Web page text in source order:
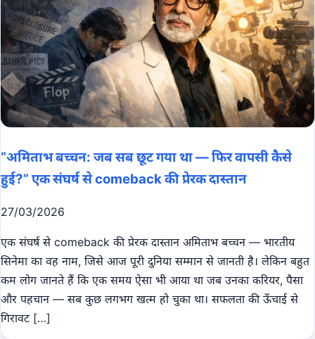
“अमिताभ बच्चन: जब सब छूट गया था — फिर वापसी कैसे
हुई?” एक संघर्ष से comeback की प्रेरक दास्तान
27/03/2026
एक संघर्ष से comeback की प्रेरक दास्तान अमिताभ बच्चन — भारतीय
सिनेमा का वह नाम, जिसे आज पूरी दुनिया सम्मान से जानती है। लेकिन बहुत
कम लोग जानते हैं कि एक समय ऐसा भी आया था जब उनका करियर, पैसा
और पहचान — सब कुछ लगभग खत्म हो चुका था। सफलता की ऊँचाई से
गिरावट […]